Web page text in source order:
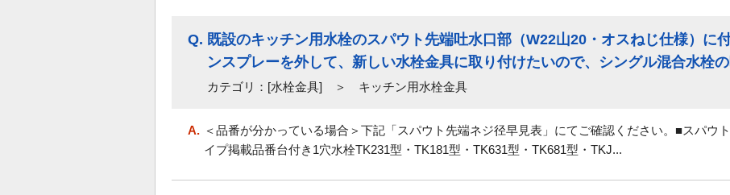
Q. 既設のキッチン用水栓のスパウト先端吐水口部（W22山20・オスねじ仕様）に
ンスプレーを外して、新しい水栓金具に取り付けたいので、シングル混合水栓
カテゴリ：[水栓金具] ＞ キッチン用水栓金具
A. ＜品番が分かっている場合＞下記「スパウト先端ネジ径早見表」にてご確認ください。■スパ
イプ掲載品番台付き1穴水栓TK231型・TK181型・TK631型・TK681型・TKJ...